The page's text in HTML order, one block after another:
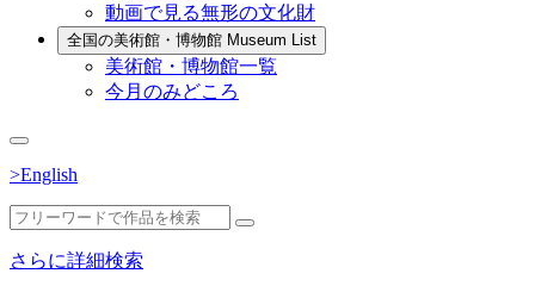
動画で見る無形の文化財
全国の美術館・博物館 Museum List
美術館・博物館一覧
今月のみどころ
>English
さらに詳細検索